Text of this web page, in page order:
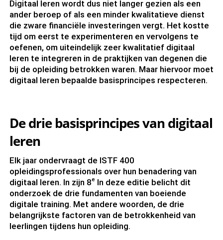
Digitaal leren wordt dus niet langer gezien als een
ander beroep of als een minder kwalitatieve dienst
die zware financiële investeringen vergt. Het kostte
tijd om eerst te experimenteren en vervolgens te
oefenen, om uiteindelijk zeer kwalitatief digitaal
leren te integreren in de praktijken van degenen die
bij de opleiding betrokken waren. Maar hiervoor moet
digitaal leren bepaalde basisprincipes respecteren.
De drie basisprincipes van digitaal
leren
Elk jaar ondervraagt de ISTF 400
opleidingsprofessionals over hun benadering van
digitaal leren. In zijn 8e In deze editie belicht dit
onderzoek de drie fundamenten van boeiende
digitale training. Met andere woorden, de drie
belangrijkste factoren van de betrokkenheid van
leerlingen tijdens hun opleiding.